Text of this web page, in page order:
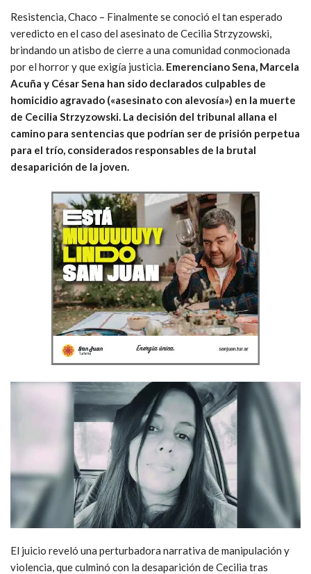
Resistencia, Chaco – Finalmente se conoció el tan esperado
veredicto en el caso del asesinato de Cecilia Strzyzowski,
brindando un atisbo de cierre a una comunidad conmocionada
por el horror y que exigía justicia. Emerenciano Sena, Marcela
Acuña y César Sena han sido declarados culpables de
homicidio agravado («asesinato con alevosía») en la muerte
de Cecilia Strzyzowski. La decisión del tribunal allana el
camino para sentencias que podrían ser de prisión perpetua
para el trío, considerados responsables de la brutal
desaparición de la joven.
El juicio reveló una perturbadora narrativa de manipulación y
violencia, que culminó con la desaparición de Cecilia tras